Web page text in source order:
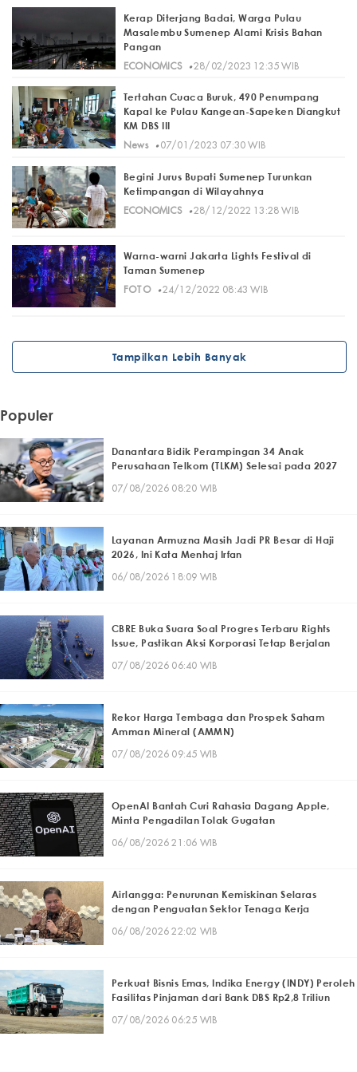
Kerap Diterjang Badai, Warga Pulau
Masalembu Sumenep Alami Krisis Bahan
Pangan
ECONOMICS· 28/02/2023 12:35 WIB
Tertahan Cuaca Buruk, 490 Penumpang
Kapal ke Pulau Kangean-Sapeken Diangkut
KM DBS III
News· 07/01/2023 07:30 WIB
Begini Jurus Bupati Sumenep Turunkan
Ketimpangan di Wilayahnya
ECONOMICS· 28/12/2022 13:28 WIB
Warna-warni Jakarta Lights Festival di
Taman Sumenep
FOTO· 24/12/2022 08:43 WIB
Tampilkan Lebih Banyak
Populer
Danantara Bidik Perampingan 34 Anak
Perusahaan Telkom (TLKM) Selesai pada 2027
07/08/2026 08:20 WIB
Layanan Armuzna Masih Jadi PR Besar di Haji
2026, Ini Kata Menhaj Irfan
06/08/2026 18:09 WIB
CBRE Buka Suara Soal Progres Terbaru Rights
Issue, Pastikan Aksi Korporasi Tetap Berjalan
07/08/2026 06:40 WIB
Rekor Harga Tembaga dan Prospek Saham
Amman Mineral (AMMN)
07/08/2026 09:45 WIB
OpenAI Bantah Curi Rahasia Dagang Apple,
Minta Pengadilan Tolak Gugatan
06/08/2026 21:06 WIB
Airlangga: Penurunan Kemiskinan Selaras
dengan Penguatan Sektor Tenaga Kerja
06/08/2026 22:02 WIB
Perkuat Bisnis Emas, Indika Energy (INDY) Peroleh
Fasilitas Pinjaman dari Bank DBS Rp2,8 Triliun
07/08/2026 06:25 WIB